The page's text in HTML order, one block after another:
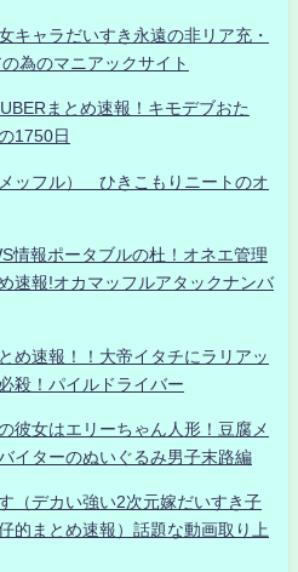
キャラだいすき永遠の非リア充・
為のマニアックサイト
まとめ速報！キモデブおた
1750日
ッフル） ひきこもりニートのオ
情報ポータブルの杜！オネエ管理
速報!オカマッフルアタックナンバ
め速報！！大帝イタチにラリアッ
殺！パイルドライバー
女はエリーちゃん人形！豆腐メ
イターのぬいぐるみ男子末路編
（デカい強い2次元嫁だいすき子
的まとめ速報）話題な動画取り上